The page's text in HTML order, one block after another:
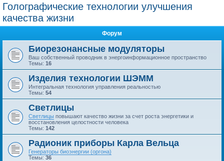
Голографические технологии улучшения
качества жизни
Форум
Биорезонансные модуляторы
Ваш собственный проводник в энергоинформационное пространство
Темы: 16
Изделия технологии ШЭММ
Интегральная технология управления реальностью
Темы: 54
Светлицы
Светлицы повышают качество жизни за счет роста энергетики и
восстановления целостности человека
Темы: 142
Радионик приборы Карла Вельца
Генераторы биоэнергии (оргона)
Темы: 36